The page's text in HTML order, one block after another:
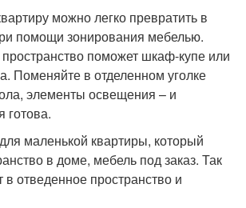
можно легко превратить в
помощи зонирования мебелью.
поможет шкаф-купе или
Поменяйте в отделенном уголке
элементы освещения – и
готова.
маленькой квартиры, который
в доме, мебель под заказ. Так
в отведенное пространство и